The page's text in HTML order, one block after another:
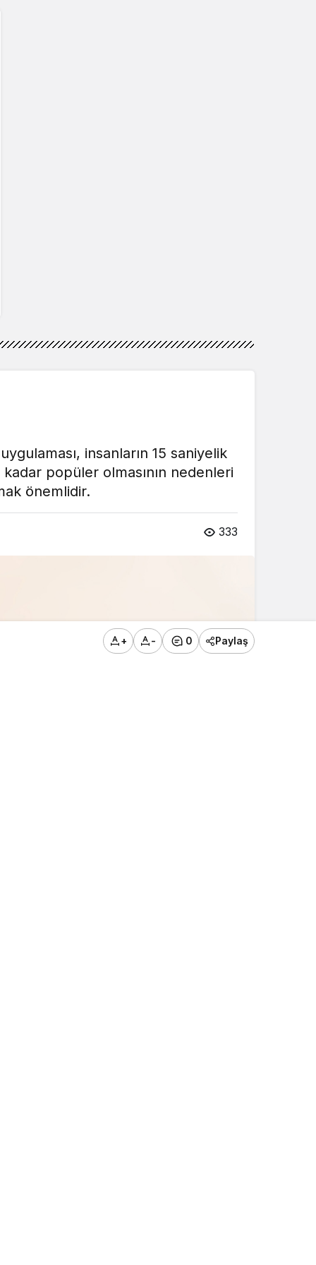
insanların 15 saniyelik
popüler olmasının nedenleri
önemlidir.
333
+ - 0 Paylaş